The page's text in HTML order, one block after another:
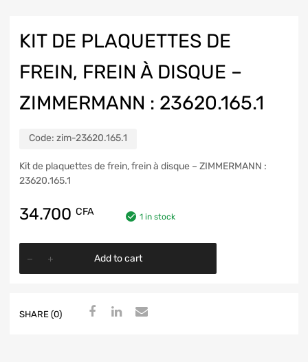
KIT DE PLAQUETTES DE
FREIN, FREIN À DISQUE –
ZIMMERMANN : 23620.165.1
Code: zim-23620.165.1
Kit de plaquettes de frein, frein à disque – ZIMMERMANN :
23620.165.1
34.700 CFA 1 in stock
Add to cart
SHARE (0)